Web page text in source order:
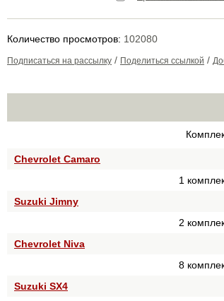
Количество просмотров: 102080
Подписаться на рассылку / Поделиться ссылкой /
Chevrolet Camaro
1
Suzuki Jimny
2
Chevrolet Niva
8
Suzuki SX4